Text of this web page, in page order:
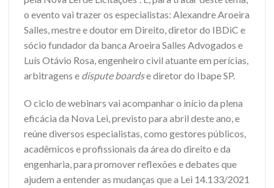
o evento vai trazer os especialistas: Alexandre Aroeira
Salles, mestre e doutor em Direito, diretor do IBDiC e
sócio fundador da banca Aroeira Salles Advogados e
Luís Otávio Rosa, engenheiro civil atuante em perícias,
arbitragens e dispute boardse diretor do Ibape SP.
O ciclo de webinars vai acompanhar o início da plena
eficácia da Nova Lei, previsto para abril deste ano, e
reúne diversos especialistas, como gestores públicos,
acadêmicos e profissionais da área do direito e da
engenharia, para promover reflexões e debates que
ajudem a entender as mudanças que a Lei 14.133/2021